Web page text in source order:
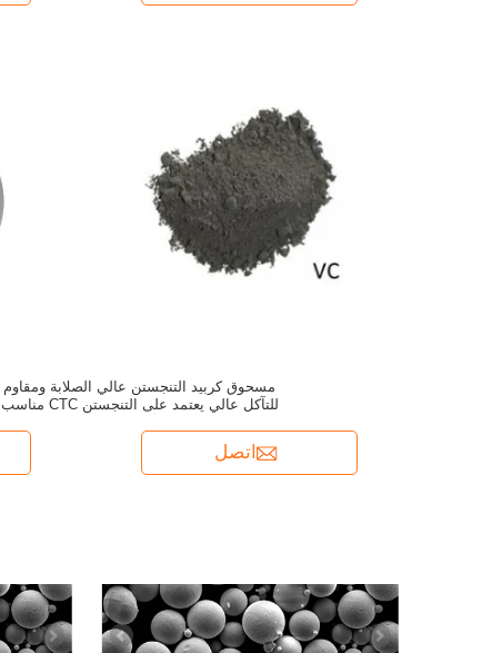
مسحوق كربيد التنجستن عالي الصلابة ومقاوم
للتآكل عالي يعتمد على التنجستن CTC مناسب
اتصل